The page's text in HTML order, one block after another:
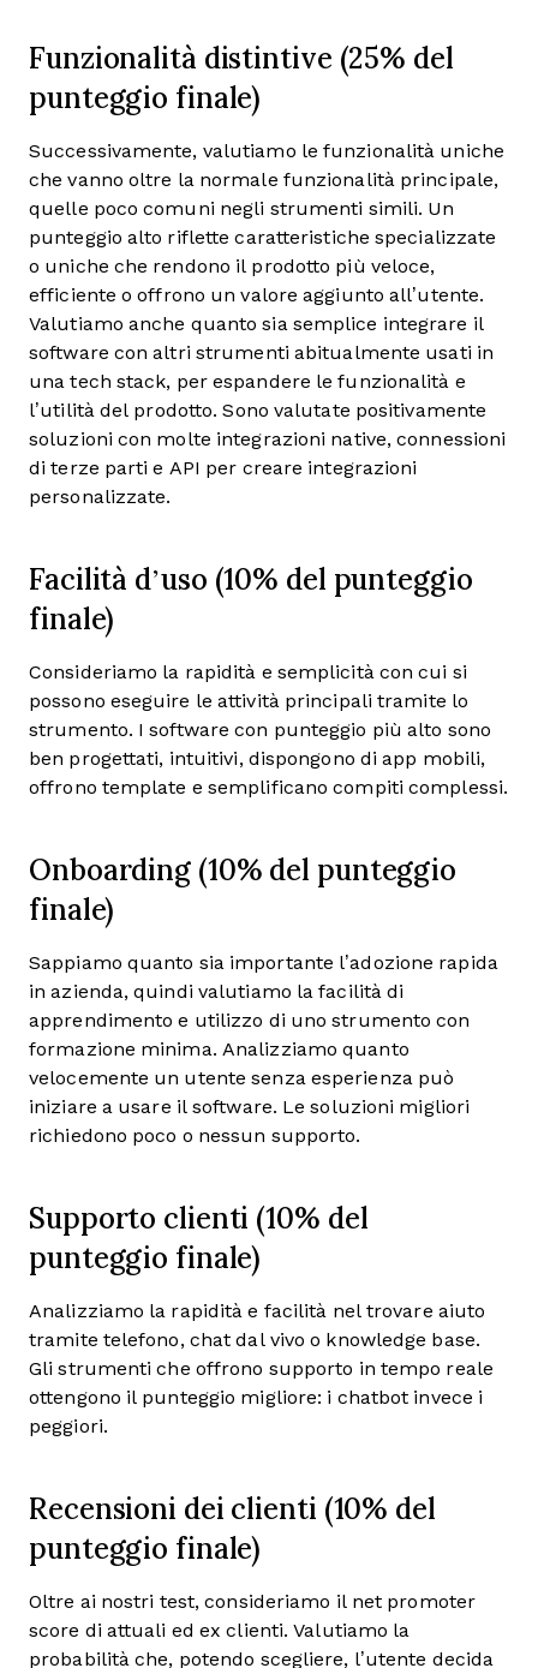
Funzionalità distintive (25% del
punteggio finale)
Successivamente, valutiamo le funzionalità uniche
che vanno oltre la normale funzionalità principale,
quelle poco comuni negli strumenti simili. Un
punteggio alto riflette caratteristiche specializzate
o uniche che rendono il prodotto più veloce,
efficiente o offrono un valore aggiunto all’utente.
Valutiamo anche quanto sia semplice integrare il
software con altri strumenti abitualmente usati in
una tech stack, per espandere le funzionalità e
l’utilità del prodotto. Sono valutate positivamente
soluzioni con molte integrazioni native, connessioni
di terze parti e API per creare integrazioni
personalizzate.
Facilità d’uso (10% del punteggio
finale)
Consideriamo la rapidità e semplicità con cui si
possono eseguire le attività principali tramite lo
strumento. I software con punteggio più alto sono
ben progettati, intuitivi, dispongono di app mobili,
offrono template e semplificano compiti complessi.
Onboarding (10% del punteggio
finale)
Sappiamo quanto sia importante l’adozione rapida
in azienda, quindi valutiamo la facilità di
apprendimento e utilizzo di uno strumento con
formazione minima. Analizziamo quanto
velocemente un utente senza esperienza può
iniziare a usare il software. Le soluzioni migliori
richiedono poco o nessun supporto.
Supporto clienti (10% del
punteggio finale)
Analizziamo la rapidità e facilità nel trovare aiuto
tramite telefono, chat dal vivo o knowledge base.
Gli strumenti che offrono supporto in tempo reale
ottengono il punteggio migliore: i chatbot invece i
peggiori.
Recensioni dei clienti (10% del
punteggio finale)
Oltre ai nostri test, consideriamo il net promoter
score di attuali ed ex clienti. Valutiamo la
probabilità che, potendo scegliere, l’utente decida